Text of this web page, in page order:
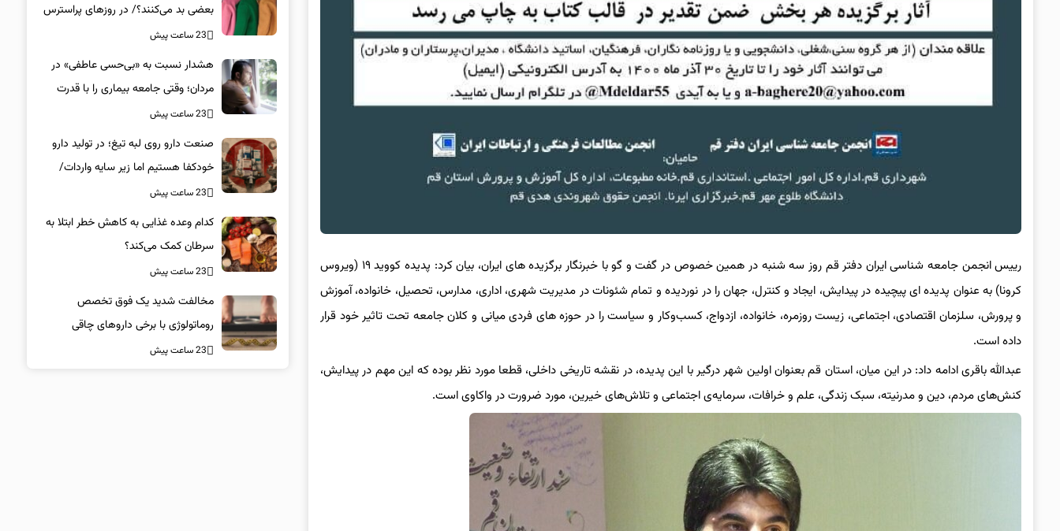
رییس انجمن جامعه شناسی ایران دفتر قم روز سه شنبه در همین خصوص در گفت و گو با خبرنگار برگزیده های ایران، بیان کرد: پدیده کووید ۱۹ (ویروس
کرونا) به عنوان پدیده ای پیچیده در پیدایش، ایجاد و کنترل، جهان را در نوردیده و تمام شئونات در مدیریت شهری، اداری، مدارس، تحصیل، خانواده، آموزش
و پرورش، سلزمان اقتصادی، اجتماعی، زیست روزمره، خانواده، ازدواج، کسب‌وکار و سیاست را در حوزه های فردی میانی و کلان جامعه تحت تاثیر خود قرار
داده است.
عبدالله باقری ادامه داد: در این میان، استان قم بعنوان اولین شهر درگیر با این پدیده، در نقشه تاریخی داخلی، قطعا مورد نظر بوده که این مهم در پیدایش،
کنش‌های مردم، دین و مدرنیته، سبک زندگی، علم و خرافات، سرمایه‌ی اجتماعی و تلاش‌های خیرین، مورد ضرورت در واکاوی است.
بعضی بد می‌کنند؟/ در روزهای پراسترس
این رنگ‌ها را بپوشید
23 ساعت پیش
هشدار نسبت به «بی‌حسی عاطفی» در
مردان؛ وقتی جامعه بیماری را با قدرت
اشتباه می‌گیرد
23 ساعت پیش
صنعت دارو روی لبه تیغ؛ در تولید دارو
خودکفا هستیم اما زیر سایه واردات/
کدام داروها این روزها کمیاب شده‌اند؟/
«کشور سه ماه ذخیره دارویی دارد»
23 ساعت پیش
کدام وعده غذایی به کاهش خطر ابتلا به
سرطان کمک می‌کند؟
23 ساعت پیش
مخالفت شدید یک فوق تخصص
روماتولوژی با برخی داروهای چاقی
23 ساعت پیش